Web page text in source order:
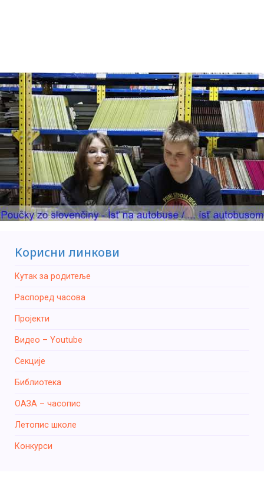
Kорисни линкови
Кутак за родитеље
Распоред часова
Пројекти
Видео – Youtube
Секције
Библиотека
ОАЗА – часопис
Летопис школе
Конкурси